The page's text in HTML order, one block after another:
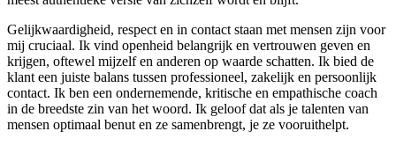
Gelijkwaardigheid, respect en in contact staan met mensen zijn voor
mij cruciaal. Ik vind openheid belangrijk en vertrouwen geven en
krijgen, oftewel mijzelf en anderen op waarde schatten. Ik bied de
klant een juiste balans tussen professioneel, zakelijk en persoonlijk
contact. Ik ben een ondernemende, kritische en empathische coach
in de breedste zin van het woord. Ik geloof dat als je talenten van
mensen optimaal benut en ze samenbrengt, je ze vooruithelpt.